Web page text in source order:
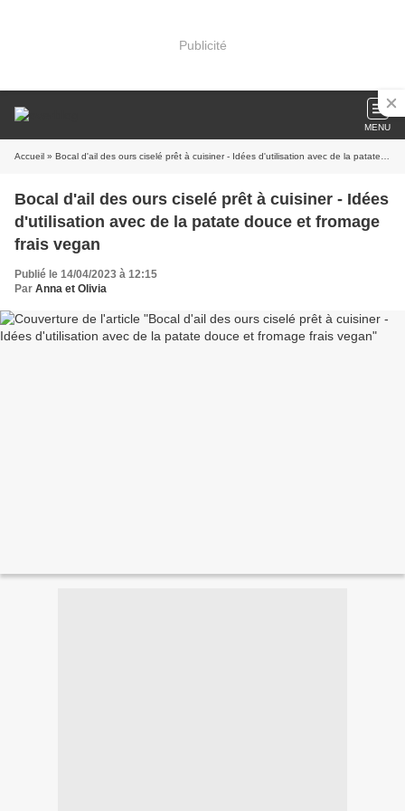
Publicité
MENU
Accueil » Bocal d'ail des ours ciselé prêt à cuisiner - Idées d'utilisation avec de la patate douce et fromage frais vegan
Bocal d'ail des ours ciselé prêt à cuisiner - Idées
d'utilisation avec de la patate douce et fromage
frais vegan
Publié le 14/04/2023 à 12:15
Par Anna et Olivia